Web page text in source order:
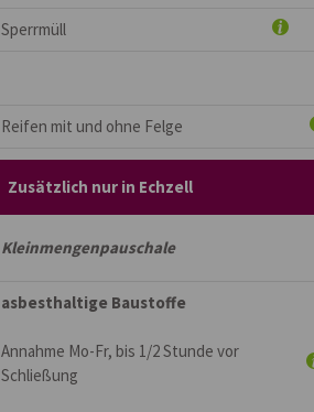
Sperrmüll
Reifen mit und ohne Felge
Zusätzlich nur in Echzell
Kleinmengenpauschale
asbesthaltige Baustoffe
Annahme Mo-Fr, bis 1/2 Stunde vor
Schließung